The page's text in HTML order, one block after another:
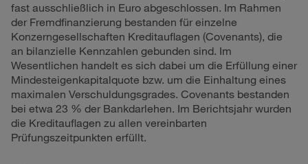
fast ausschließlich in Euro abgeschlossen. Im Rahmen
der Fremdfinanzierung bestanden für einzelne
Konzerngesellschaften Kreditauflagen (Covenants), die
an bilanzielle Kennzahlen gebunden sind. Im
Wesentlichen handelt es sich dabei um die Erfüllung einer
Mindesteigenkapitalquote bzw. um die Einhaltung eines
maximalen Verschuldungsgrades. Covenants bestanden
bei etwa 23 % der Bankdarlehen. Im Berichtsjahr wurden
die Kreditauflagen zu allen vereinbarten
Prüfungszeitpunkten erfüllt.